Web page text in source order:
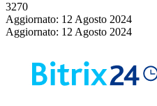
3270
Aggiornato: 12 Agosto 2024
Aggiornato: 12 Agosto 2024